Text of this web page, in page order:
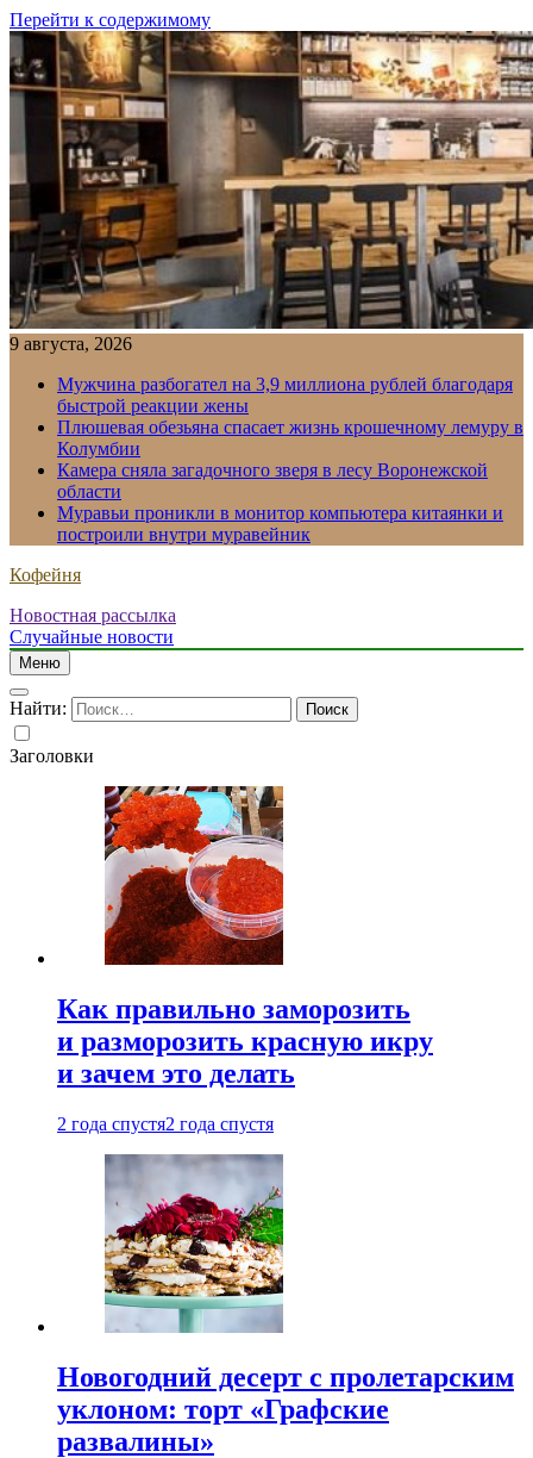
Перейти к содержимому
9 августа, 2026
Мужчина разбогател на 3,9 миллиона рублей благодаря
быстрой реакции жены
Плюшевая обезьяна спасает жизнь крошечному лемуру в
Колумбии
Камера сняла загадочного зверя в лесу Воронежской
области
Муравьи проникли в монитор компьютера китаянки и
построили внутри муравейник
Кофейня
Новостная рассылка
Случайные новости
Меню
Найти:
Заголовки
Как правильно заморозить
и разморозить красную икру
и зачем это делать
2 года спустя2 года спустя
Новогодний десерт с пролетарским
уклоном: торт «Графские
развалины»